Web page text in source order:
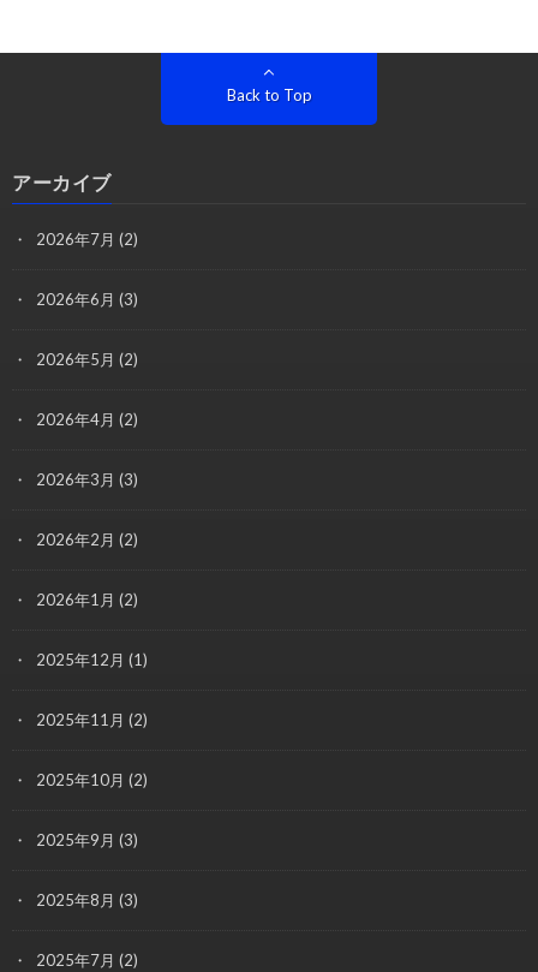
Back to Top
アーカイブ
2026年7月 (2)
2026年6月 (3)
2026年5月 (2)
2026年4月 (2)
2026年3月 (3)
2026年2月 (2)
2026年1月 (2)
2025年12月 (1)
2025年11月 (2)
2025年10月 (2)
2025年9月 (3)
2025年8月 (3)
2025年7月 (2)